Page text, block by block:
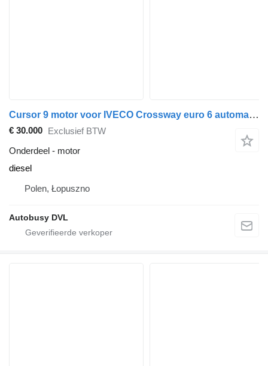
Cursor 9 motor voor IVECO Crossway euro 6 automat wszystkie części bus
€ 30.000 Exclusief BTW
Onderdeel - motor
diesel
Polen, Łopuszno
Autobusy DVL